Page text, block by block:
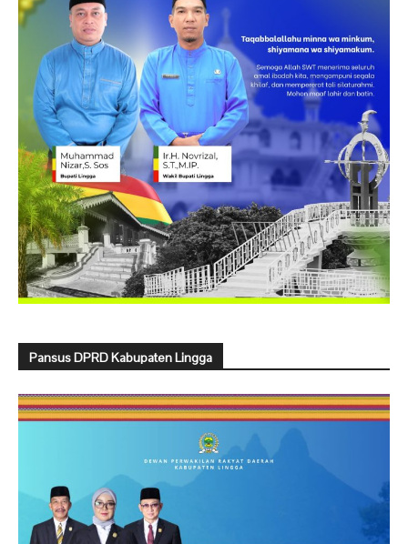
Pansus DPRD Kabupaten Lingga